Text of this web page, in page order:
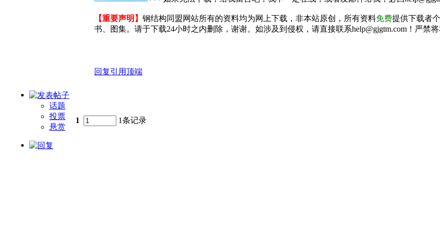
【重要声明】 钢结构同盟网站所有的资料均为网上下载，非本站原创，所有资料免费提供下载者
书、图集。请于下载24小时之内删除，谢谢。如涉及到侵权，请直接联系help@gjgtm.com！严禁
回复引用顶端
话题
投票
悬赏
1 1条记录